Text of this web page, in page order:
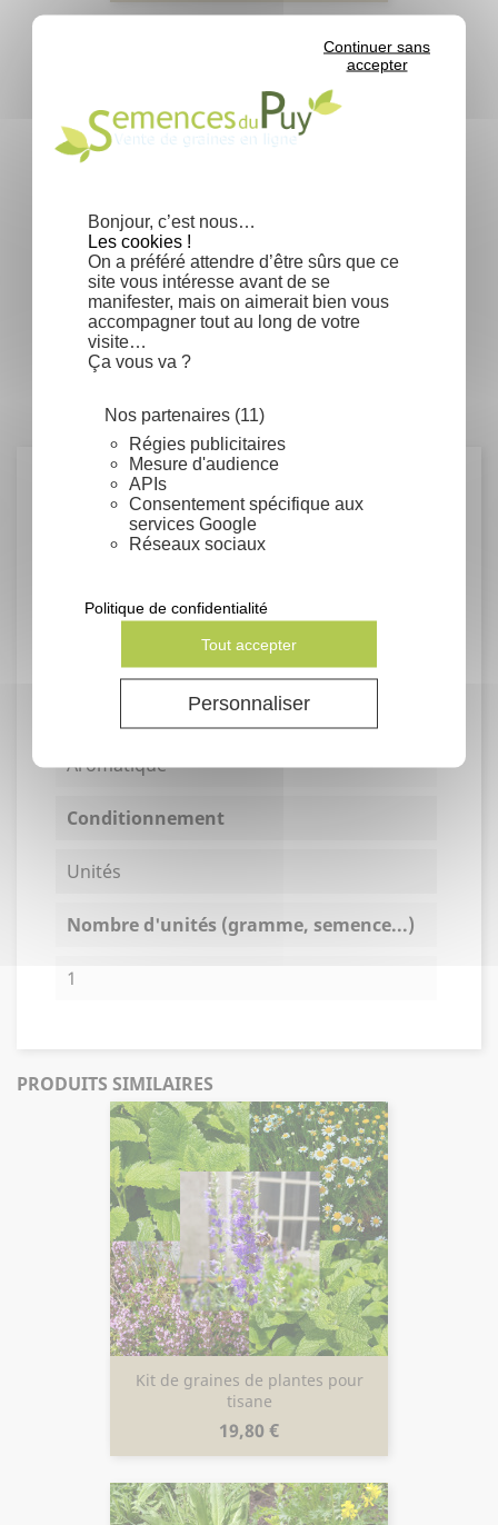
Bonjour, c’est nous…
Les cookies !
On a préféré attendre d’être sûrs que ce
site vous intéresse avant de se
manifester, mais on aimerait bien vous
accompagner tout au long de votre
visite…
Ça vous va ?
Nos partenaires (11)
Régies publicitaires
Mesure d'audience
APIs
Consentement spécifique aux
services Google
Réseaux sociaux
Tout accepter
Continuer sans
accepter
Personnaliser
Politique de confidentialité
Thymus vulgaris - Thym commun
Détails du produit
Conseils de semis
Fiche technique jointe à la livraison.
Propriétés de la plante
Aromatique
Conditionnement
Unités
Nombre d'unités (gramme, semence...)
1
PRODUITS SIMILAIRES
Kit de graines de plantes pour
tisane
Prix
19,80 €